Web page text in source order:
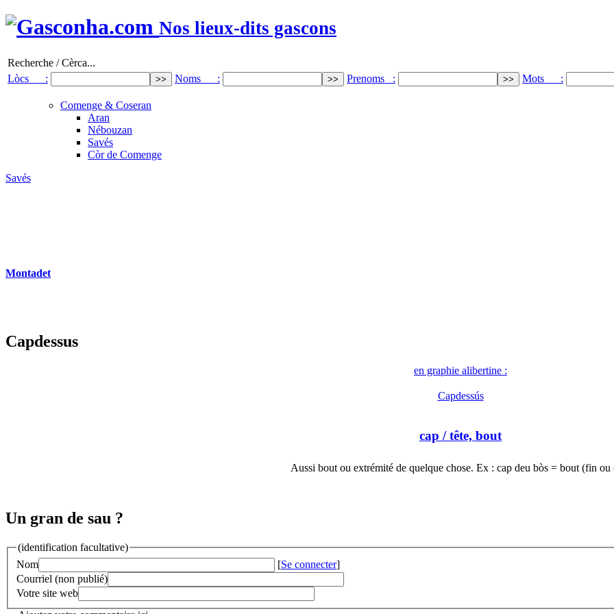
Nos lieux-dits gascons
Recherche / Cèrca...
Lòcs :
Noms : Prenoms : Mots :
Comenge & Coseran
Aran
Nébouzan
Savés
Còr de Comenge
Savés
Montadet
Capdessus
en graphie alibertine :
Capdessús
cap / tête, bout
Aussi bout ou extrémité de quelque chose. Ex : cap deu bòs = bout (fin
Un gran de sau ?
(identification facultative)
Nom
[Se connecter]
Courriel (non publié)
Votre site web